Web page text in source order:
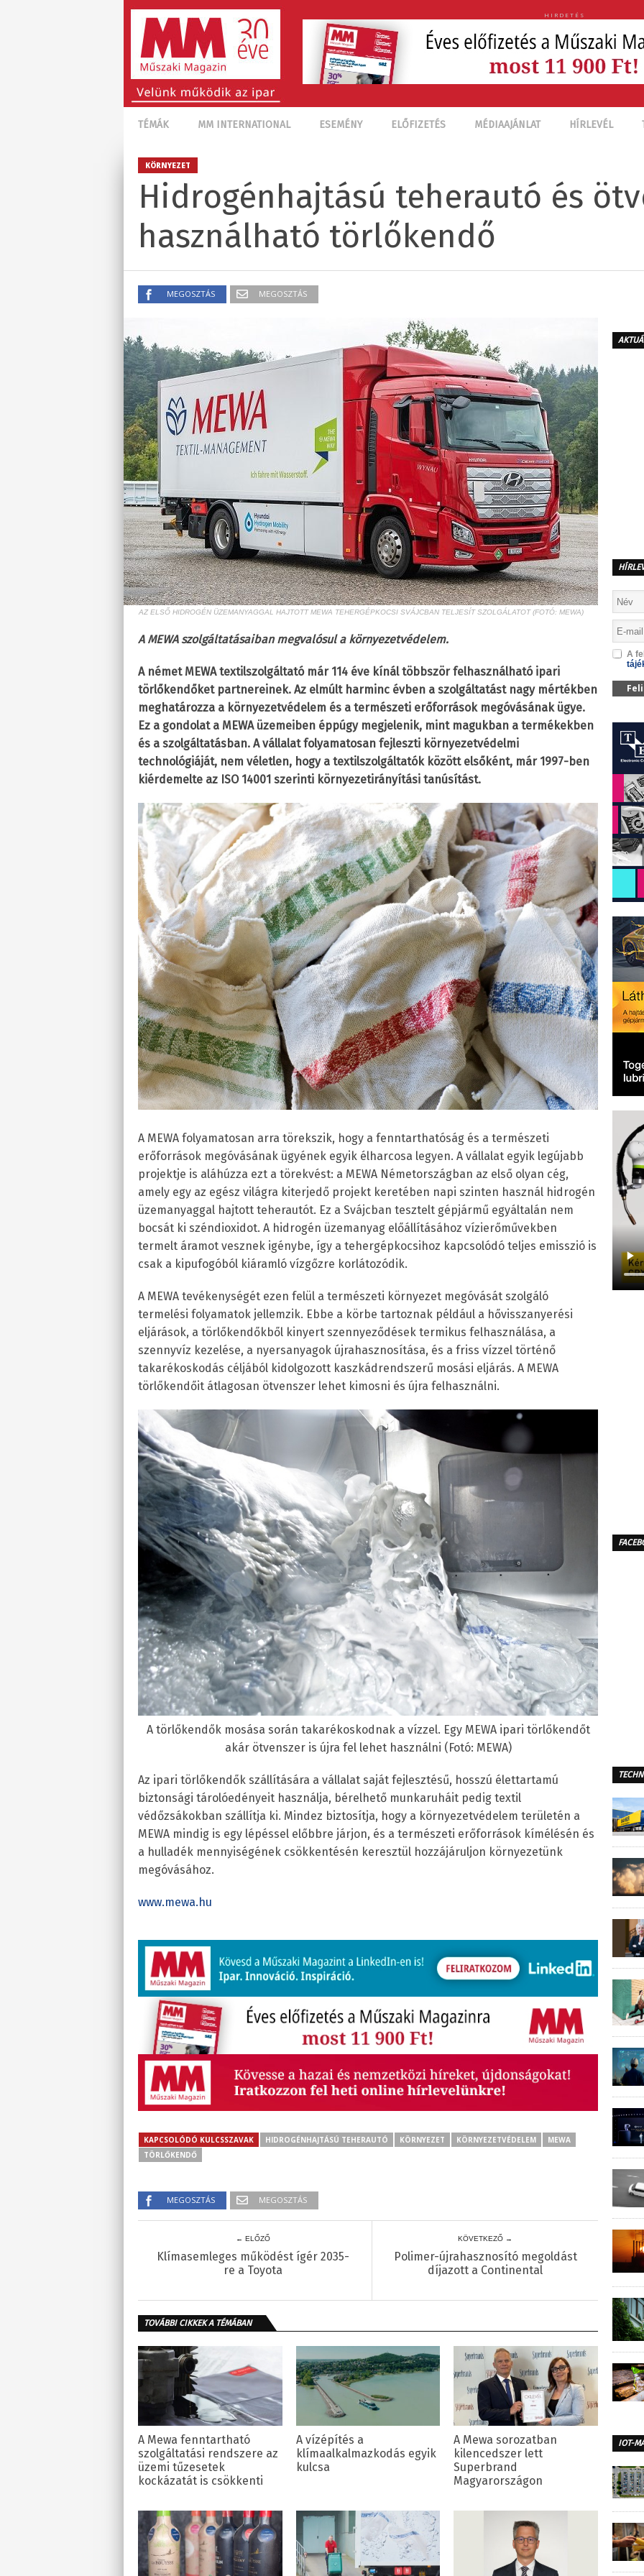
HIRDETÉS
TÉMÁK MM INTERNATIONAL ESEMÉNY ELŐFIZETÉS MÉDIAAJÁNLAT HÍRLEVÉL
KÖRNYEZET
Hidrogénhajtású teherautó és
használható törlőkendő
MEGOSZTÁS MEGOSZTÁS
AZ ELSŐ HIDROGÉN ÜZEMANYAGGAL HAJTOTT MEWA TEHERGÉPKOCSI SVÁJCBAN TELJESÍT SZOLGÁLATOT (FOTÓ: MEWA)
A MEWA szolgáltatásaiban megvalósul a környezetvédelem.
A német MEWA textilszolgáltató már 114 éve kínál többször felhasználható ipari
törlőkendőket partnereinek. Az elmúlt harminc évben a szolgáltatást nagy mértékben
meghatározza a környezetvédelem és a természeti erőforrások megóvásának ügye.
Ez a gondolat a MEWA üzemeiben éppúgy megjelenik, mint magukban a termékekben
és a szolgáltatásban. A vállalat folyamatosan fejleszti környezetvédelmi
technológiáját, nem véletlen, hogy a textilszolgáltatók között elsőként, már 1997-ben
kiérdemelte az ISO 14001 szerinti környezetirányítási tanúsítást.
A MEWA folyamatosan arra törekszik, hogy a fenntarthatóság és a természeti
erőforrások megóvásának ügyének egyik élharcosa legyen. A vállalat egyik legújabb
projektje is aláhúzza ezt a törekvést: a MEWA Németországban az első olyan cég,
amely egy az egész világra kiterjedő projekt keretében napi szinten használ hidrogén
üzemanyaggal hajtott teherautót. Ez a Svájcban tesztelt gépjármű egyáltalán nem
bocsát ki széndioxidot. A hidrogén üzemanyag előállításához vízierőművekben
termelt áramot vesznek igénybe, így a tehergépkocsihoz kapcsolódó teljes emisszió is
csak a kipufogóból kiáramló vízgőzre korlátozódik.
A MEWA tevékenységét ezen felül a természeti környezet megóvását szolgáló
termelési folyamatok jellemzik. Ebbe a körbe tartoznak például a hővisszanyerési
eljárások, a törlőkendőkből kinyert szennyeződések termikus felhasználása, a
szennyvíz kezelése, a nyersanyagok újrahasznosítása, és a friss vízzel történő
takarékoskodás céljából kidolgozott kaszkádrendszerű mosási eljárás. A MEWA
törlőkendőit átlagosan ötvenszer lehet kimosni és újra felhasználni.
A törlőkendők mosása során takarékoskodnak a vízzel. Egy MEWA ipari törlőkendőt
akár ötvenszer is újra fel lehet használni (Fotó: MEWA)
Az ipari törlőkendők szállítására a vállalat saját fejlesztésű, hosszú élettartamú
biztonsági tárolóedényeit használja, bérelhető munkaruháit pedig textil
védőzsákokban szállítja ki. Mindez biztosítja, hogy a környezetvédelem területén a
MEWA mindig is egy lépéssel előbbre járjon, és a természeti erőforrások kímélésén és
a hulladék mennyiségének csökkentésén keresztül hozzájáruljon környezetünk
megóvásához.
www.mewa.hu
KAPCSOLÓDÓ KULCSSZAVAK HIDROGÉNHAJTÁSÚ TEHERAUTÓ KÖRNYEZET KÖRNYEZETVÉDELEM
MEWA
TÖRLŐKENDŐ
MEGOSZTÁS MEGOSZTÁS
← ELŐZŐ
Klímasemleges működést ígér 2035-
re a Toyota
KÖVETKEZŐ →
Polimer-újrahasznosító megoldást
díjazott a Continental
TOVÁBBI CIKKEK A TÉMÁBAN
A Mewa fenntartható
szolgáltatási rendszere az
üzemi tűzesetek
kockázatát is csökkenti
A vízépítés a
klímaalkalmazkodás egyik
kulcsa
A Mewa sorozatban
kilencedszer lett
Superbrand
Magyarországon
A
IOT-